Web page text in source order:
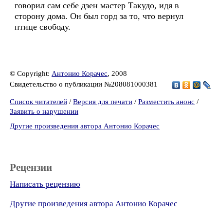
говорил сам себе дзен мастер Такудо, идя в
сторону дома. Он был горд за то, что вернул
птице свободу.
© Copyright: Антонио Корачес, 2008
Свидетельство о публикации №208081000381
Список читателей / Версия для печати / Разместить анонс /
Заявить о нарушении
Другие произведения автора Антонио Корачес
Рецензии
Написать рецензию
Другие произведения автора Антонио Корачес